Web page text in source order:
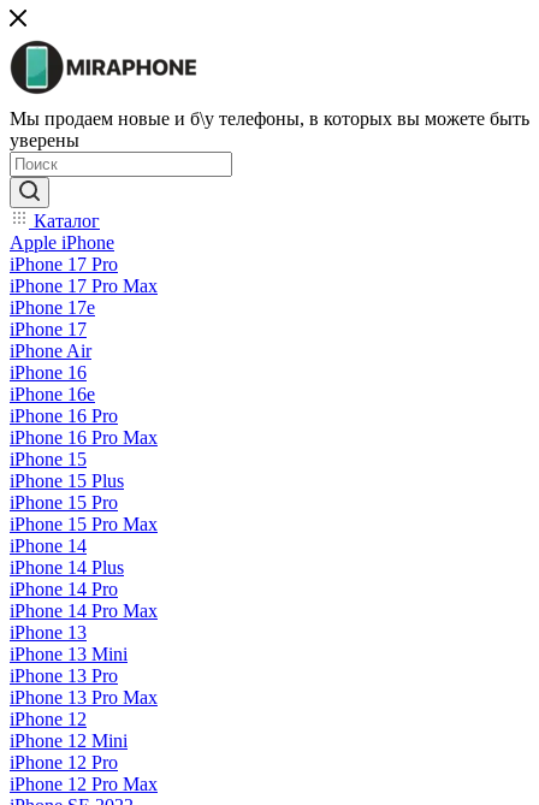
Мы продаем новые и б\у телефоны, в которых вы можете быть
уверены
Каталог
Apple iPhone
iPhone 17 Pro
iPhone 17 Pro Max
iPhone 17e
iPhone 17
iPhone Air
iPhone 16
iPhone 16e
iPhone 16 Pro
iPhone 16 Pro Max
iPhone 15
iPhone 15 Plus
iPhone 15 Pro
iPhone 15 Pro Max
iPhone 14
iPhone 14 Plus
iPhone 14 Pro
iPhone 14 Pro Max
iPhone 13
iPhone 13 Mini
iPhone 13 Pro
iPhone 13 Pro Max
iPhone 12
iPhone 12 Mini
iPhone 12 Pro
iPhone 12 Pro Max